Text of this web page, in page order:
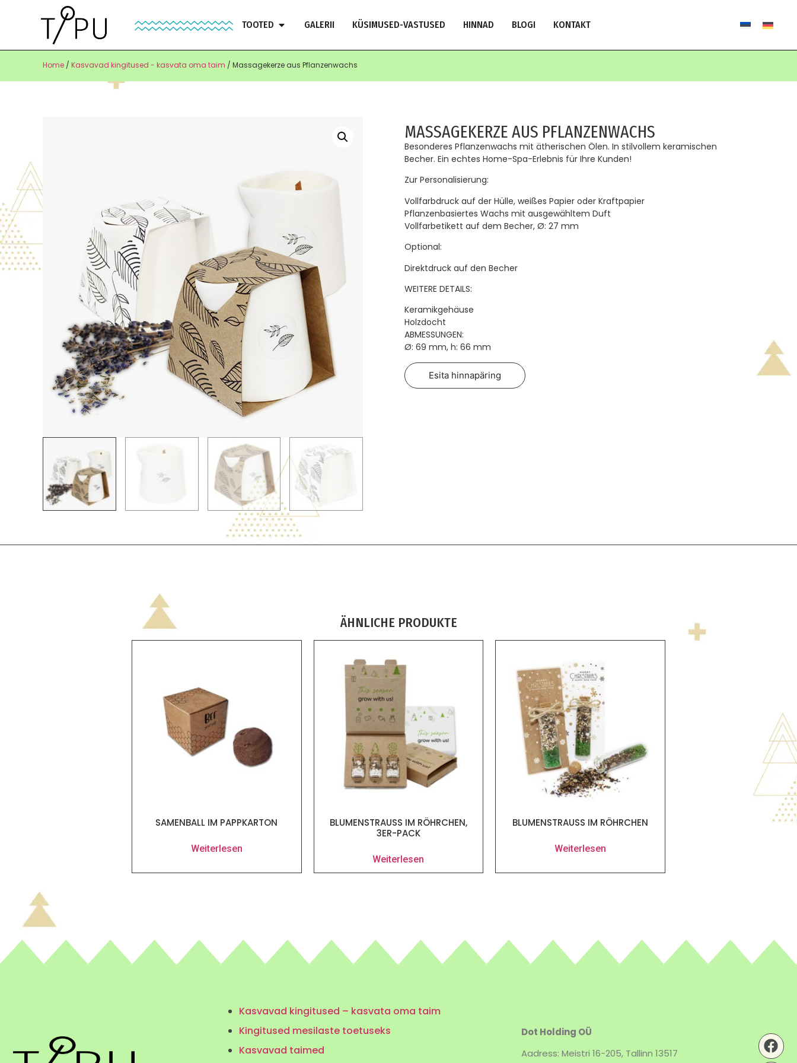
TOOTED GALERII KÜSIMUSED-VASTUSED HINNAD BLOGI KONTAKT
Home / Kasvavad kingitused - kasvata oma taim / Massagekerze aus Pflanzenwachs
MASSAGEKERZE AUS PFLANZENWACHS
Besonderes Pflanzenwachs mit ätherischen Ölen. In stilvollem keramischen
Becher. Ein echtes Home-Spa-Erlebnis für Ihre Kunden!
Zur Personalisierung:
Vollfarbdruck auf der Hülle, weißes Papier oder Kraftpapier
Pflanzenbasiertes Wachs mit ausgewähltem Duft
Vollfarbetikett auf dem Becher, Ø: 27 mm
Optional:
Direktdruck auf den Becher
WEITERE DETAILS:
Keramikgehäuse
Holzdocht
ABMESSUNGEN:
Ø: 69 mm, h: 66 mm
Esita hinnapäring
ÄHNLICHE PRODUKTE
SAMENBALL IM PAPPKARTON
Weiterlesen
BLUMENSTRAUSS IM RÖHRCHEN, 3
ER-PACK
Weiterlesen
BLUMENSTRAUSS IM RÖHRCHEN
Weiterlesen
Kasvavad kingitused – kasvata oma taim
Kingitused mesilaste toetuseks
Kasvavad taimed
Dot Holding OÜ
Aadress: Meistri 16-205, Tallinn 13517